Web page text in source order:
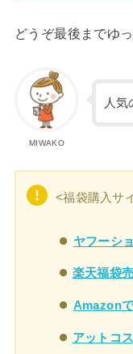
どうぞ最後までゆ
MIWAKO
人気
<福袋購入サ
ヤフーシ
楽天福袋
Amazon
アットコ